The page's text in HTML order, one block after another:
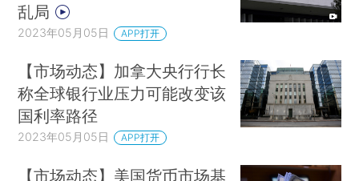
乱局
2023年05月05日 APP打开
【市场动态】加拿大央行行长
称全球银行业压力可能改变该
国利率路径
2023年05月05日 APP打开
【市场动态】美国货币市场基